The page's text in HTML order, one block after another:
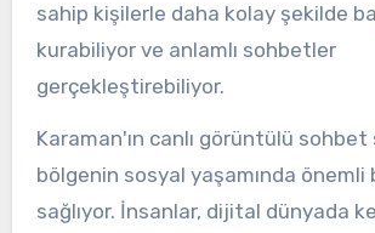
sahip kişilerle daha kolay şekilde
kurabiliyor ve anlamlı sohbetler
gerçekleştirebiliyor.
Karaman'ın canlı görüntülü
bölgenin sosyal yaşamında önemli
sağlıyor. İnsanlar, dijital dünyada